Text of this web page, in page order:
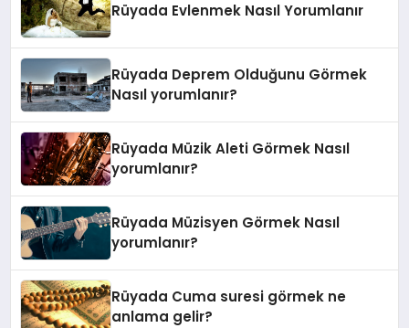
Rüyada Evlenmek Nasıl Yorumlanır
Rüyada Deprem Olduğunu Görmek
Nasıl yorumlanır?
Rüyada Müzik Aleti Görmek Nasıl
yorumlanır?
Rüyada Müzisyen Görmek Nasıl
yorumlanır?
Rüyada Cuma suresi görmek ne
anlama gelir?